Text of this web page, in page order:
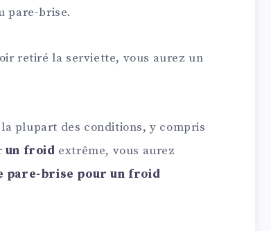
pare-brise.
retiré la serviette, vous aurez un
plupart des conditions, y compris
un froid extrême, vous aurez
pare-brise pour un froid